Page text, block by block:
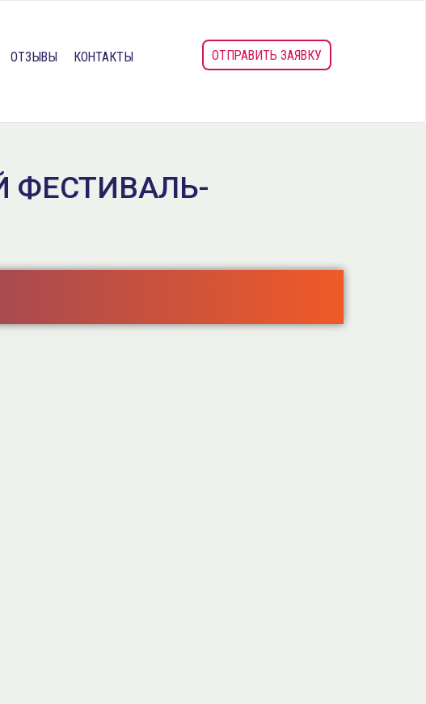
ОТЗЫВЫ КОНТАКТЫ ОТПРАВИТЬ ЗАЯВКУ
ФЕСТИВАЛЬ-